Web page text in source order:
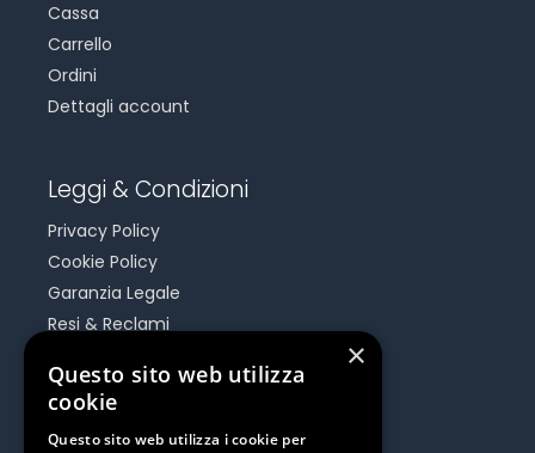
Cassa
Carrello
Ordini
Dettagli account
Leggi & Condizioni
Privacy Policy
Cookie Policy
Garanzia Legale
Resi & Reclami
Be Social
×
Questo sito web utilizza
cookie
Questo sito web utilizza i cookie per